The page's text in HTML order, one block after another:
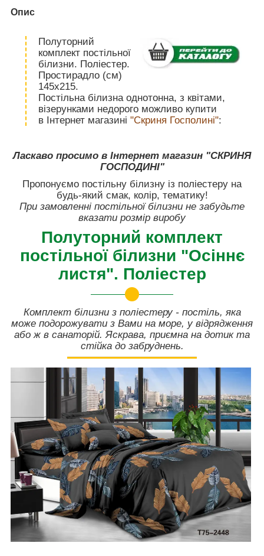
Опис
Полуторний
комплект постільної
білизни. Поліестер.
Простирадло (см)
145х215.
Постільна білизна однотонна, з квітами,
візерунками недорого можливо купити
в Інтернет магазині "Скриня Госполині":
Ласкаво просимо в Інтернет магазин "СКРИНЯ
ГОСПОДИНІ"
Пропонуємо постільну білизну із поліестеру на
будь-який смак, колір, тематику!
При замовленні постільної білизни не забудьте
вказати розмір виробу
Полуторний комплект
постільної білизни "Осіннє
листя". Поліестер
Комплект білизни з поліестеру - постіль, яка
може подорожувати з Вами на море, у відрядження
або ж в санаторій. Яскрава, приємна на дотик та
стійка до забруднень.